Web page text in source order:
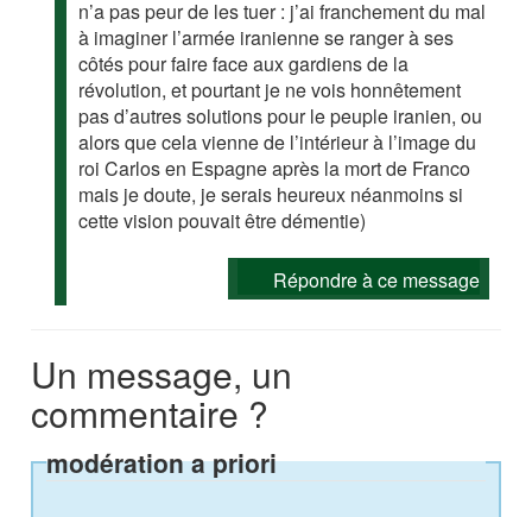
n’a pas peur de les tuer : j’ai franchement du mal
à imaginer l’armée iranienne se ranger à ses
côtés pour faire face aux gardiens de la
révolution, et pourtant je ne vois honnêtement
pas d’autres solutions pour le peuple iranien, ou
alors que cela vienne de l’intérieur à l’image du
roi Carlos en Espagne après la mort de Franco
mais je doute, je serais heureux néanmoins si
cette vision pouvait être démentie)
Répondre à ce message
Un message, un
commentaire ?
modération a priori